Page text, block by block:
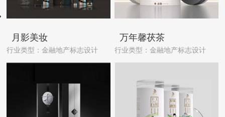
月影美妆
行业类型：金融地产标志设计
万年馨茯茶
行业类型：金融地产标志设计